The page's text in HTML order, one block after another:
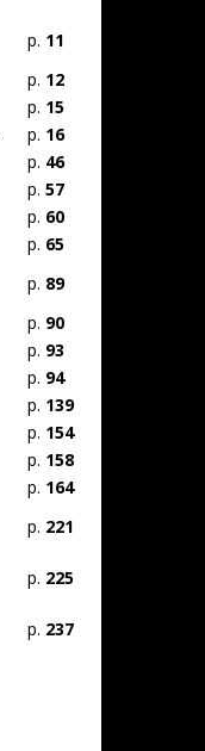
p. 11
p. 12
p. 15
p. 16
p. 46
p. 57
p. 60
p. 65
p. 89
p. 90
p. 93
p. 94
p. 139
p. 154
p. 158
p. 164
p. 221
p. 225
p. 237